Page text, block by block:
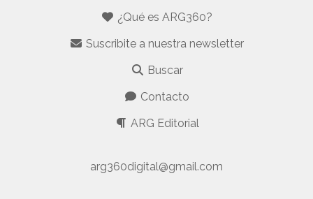
¿Qué es ARG360?
Suscribite a nuestra newsletter
Buscar
Contacto
ARG Editorial
arg360digital@gmail.com